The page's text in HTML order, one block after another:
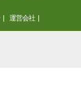
運営会社